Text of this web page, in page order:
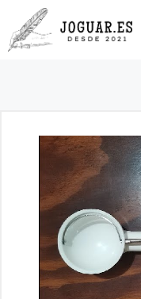
Saltar
al
contenido